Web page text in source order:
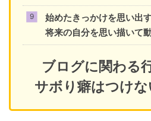
始めたきっかけを思い出
将来の自分を思い描いて
ブログに関わる
サボり癖はつけ